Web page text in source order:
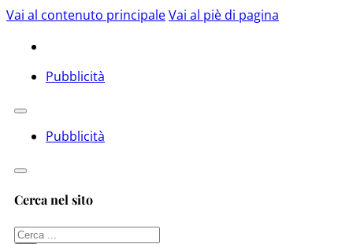
Vai al contenuto principaleVai al piè di pagina
Pubblicità
Pubblicità
Cerca nel sito
Cerca